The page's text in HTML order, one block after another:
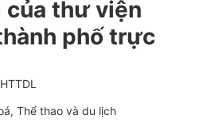
của thư viện
phố trực
Thể thao và du lịch